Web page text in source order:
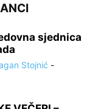
sjednica
Stojnić -